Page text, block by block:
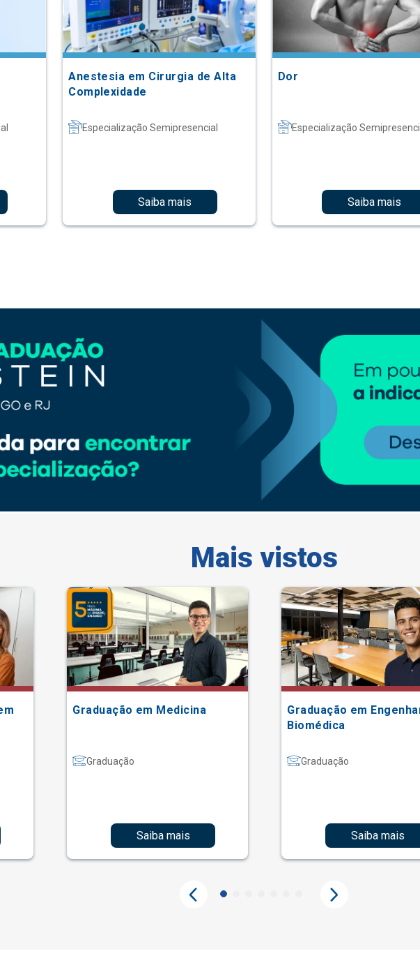
Anestesia em Cirurgia de Alta
Complexidade
Especialização Semipresencial
Saiba mais
Dor
Especialização
Saiba mais
Mais vistos
Graduação em Medicina
Graduação
Saiba mais
Graduação em
Biomédica
Graduação
Saiba mais